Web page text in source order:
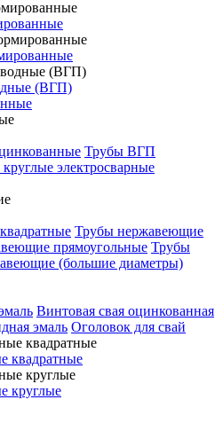
(ВГП)
Трубы ВГП
электросварные
Трубы нержавеющие
прямоугольные Трубы
(большие диаметры)
Винтовая свая оцинкованная
эмаль Оголовок для свай
квадратные
круглые